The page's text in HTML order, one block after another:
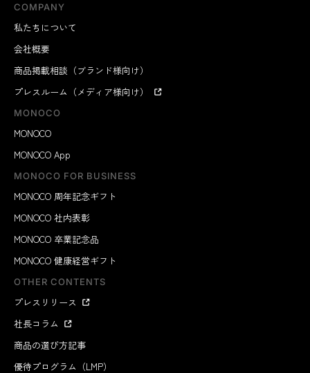
COMPANY
私たちについて
会社概要
商品掲載相談（ブランド様向け）
プレスルーム（メディア様向け）
MONOCO
MONOCO
MONOCO App
MONOCO FOR BUSINESS
MONOCO 周年記念ギフト
MONOCO 社内表彰
MONOCO 卒業記念品
MONOCO 健康経営ギフト
OTHER CONTENTS
プレスリリース
社長コラム
商品の選び方記事
優待プログラム（LMP）